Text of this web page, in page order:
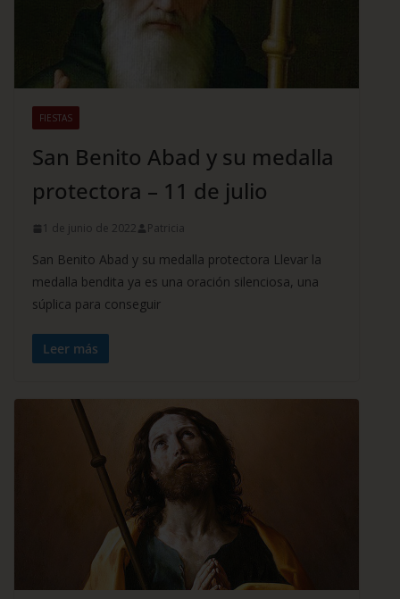
FIESTAS
San Benito Abad y su medalla
protectora – 11 de julio
1 de junio de 2022 Patricia
San Benito Abad y su medalla protectora Llevar la
medalla bendita ya es una oración silenciosa, una
súplica para conseguir
Leer más